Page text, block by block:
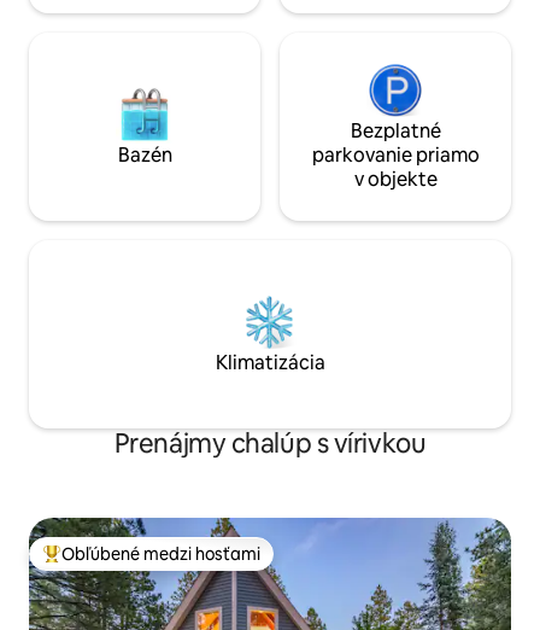
Bazén
Bezplatné
parkovanie priamo
v objekte
Klimatizácia
Prenájmy chalúp s vírivkou
Najobľúbenejšie medzi hosťami
Obľúbené medzi hosťami